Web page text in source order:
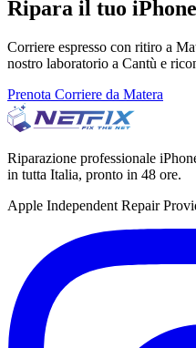
Ripara il tuo
Corriere espresso con ritiro a
nostro laboratorio a Cantù e
Prenota Corriere da Matera
Riparazione professionale
in tutta Italia, pronto in 48 ore.
Apple Independent Repair